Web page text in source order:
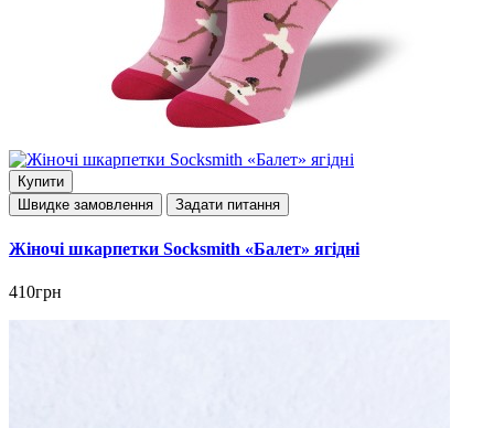
Купити
Швидке замовлення
Задати питання
Жіночі шкарпетки Socksmith «Балет» ягідні
410грн